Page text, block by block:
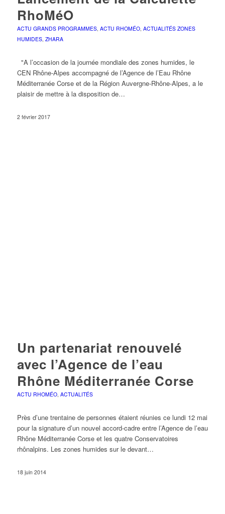
RhoMéO
ACTU GRANDS PROGRAMMES, ACTU RHOMÉO, ACTUALITÉS ZONES
HUMIDES, ZHARA
"A l’occasion de la journée mondiale des zones humides, le
CEN Rhône-Alpes accompagné de l’Agence de l’Eau Rhône
Méditerranée Corse et de la Région Auvergne-Rhône-Alpes, a le
plaisir de mettre à la disposition de…
2 février 2017
Un partenariat renouvelé
avec l’Agence de l’eau
Rhône Méditerranée Corse
ACTU RHOMÉO, ACTUALITÉS
Près d’une trentaine de personnes étaient réunies ce lundi 12 mai
pour la signature d’un nouvel accord-cadre entre l’Agence de l’eau
Rhône Méditerranée Corse et les quatre Conservatoires
rhônalpins. Les zones humides sur le devant…
18 juin 2014